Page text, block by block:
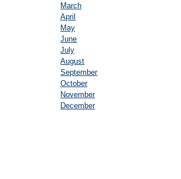
March
April
May
June
July
August
September
October
November
December